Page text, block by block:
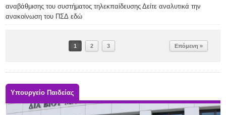
αναβάθμισης του συστήματος τηλεκπαίδευσης Δείτε αναλυτικά την
ανακοίνωση του ΠΣΔ εδώ
1 2 3 Επόμενη »
Υπουργείο Παιδείας